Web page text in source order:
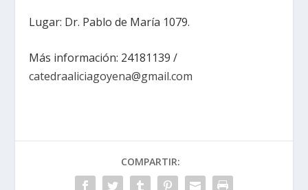
Lugar: Dr. Pablo de María 1079.
Más información: 24181139 /
catedraaliciagoyena@gmail.com
COMPARTIR: